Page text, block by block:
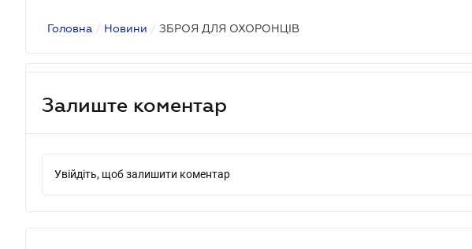
Головна / Новини / ЗБРОЯ ДЛЯ ОХОРОНЦІВ
Залиште коментар
Увійдіть, щоб залишити коментар